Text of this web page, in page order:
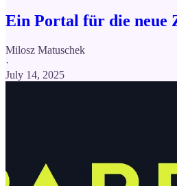
Ein Portal für die neue
Milosz Matuschek
·
July 14, 2025